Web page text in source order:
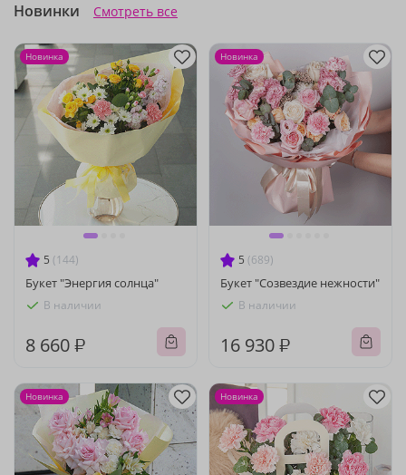
Новинки Смотреть все
5 (144)
Букет "Энергия солнца"
В наличии
8 660 ₽
Новинка
5 (689)
Букет "Созвездие нежности"
В наличии
16 930 ₽
Новинка
Новинка Новинка